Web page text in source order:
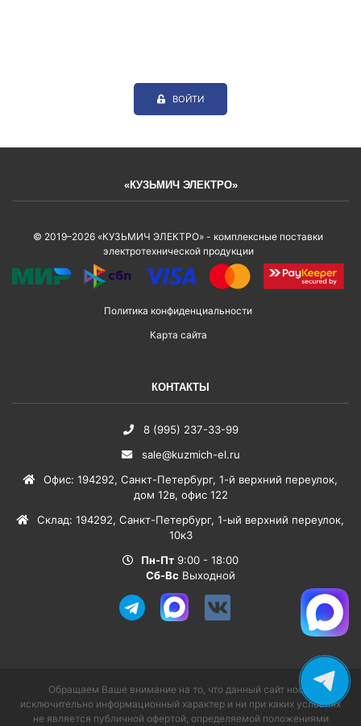
ВОЙТИ
«КУЗЬМИЧ ЭЛЕКТРО»
© 2019–2026 «КУЗЬМИЧ ЭЛЕКТРО» - комплексные поставки
электротехнической продукции
Политика конфиденциальности
Карта сайта
КОНТАКТЫ
8 (995) 237-33-99
sale@kuzmich-el.ru
Офис: 194292, Санкт-Петербург, 1-й верхний переулок,
дом 12в, офис 122
Склад: 194292, Санкт-Петербург, 1-ый верхний переулок,
10к3
Пн-Пт 9:00 - 18:00
Сб-Вс Выходной
Обращаем Ваше внимание на то, что данный сайт носит
исключительно информационный характер и ни при каких условиях
не является публичной офертой, определяемой положениями